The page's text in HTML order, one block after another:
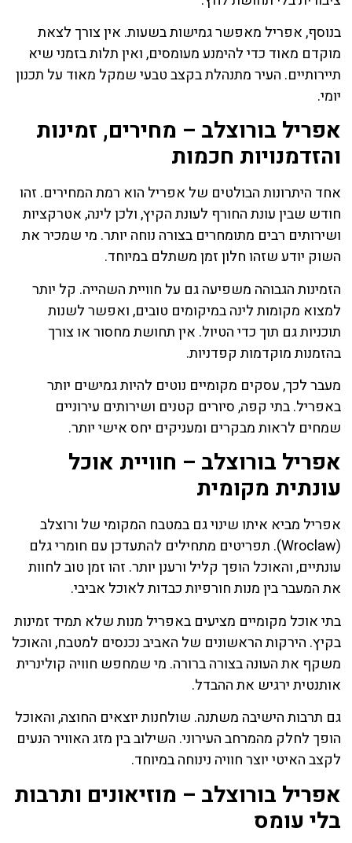
בנוסף, אפריל מאפשר גמישות בשעות. אין צורך לצאת
מוקדם מאוד כדי להימנע מעומסים, ואין תלות בזמני שיא
תיירותיים. העיר מתנהלת בקצב טבעי שמקל מאוד על תכנון
יומי.
אפריל בורוצלב – מחירים, זמינות
והזדמנויות חכמות
אחד היתרונות הבולטים של אפריל הוא רמת המחירים. זהו
חודש שבין עונת החורף לעונת הקיץ, ולכן לינה, אטרקציות
ושירותים רבים מתומחרים בצורה נוחה יותר. מי שמכיר את
השוק יודע שזהו חלון זמן משתלם במיוחד.
הזמינות הגבוהה משפיעה גם על חוויית השהייה. קל יותר
למצוא מקומות לינה במיקומים טובים, ואפשר לשנות
תוכניות גם תוך כדי הטיול. אין תחושת מחסור או צורך
בהזמנות מוקדמות קפדניות.
מעבר לכך, עסקים מקומיים נוטים להיות גמישים יותר
באפריל. בתי קפה, סיורים קטנים ושירותים עירוניים
שמחים לראות מבקרים ומעניקים יחס אישי יותר.
אפריל בורוצלב – חוויית אוכל
עונתית מקומית
אפריל מביא איתו שינוי גם במטבח המקומי של ורוצלב
(Wroclaw). תפריטים מתחילים להתעדכן עם חומרי גלם
עונתיים, והאוכל הופך קליל ורענן יותר. זהו זמן טוב לחוות
את המעבר בין מנות חורפיות כבדות לאוכל אביבי.
בתי אוכל מקומיים מציעים באפריל מנות שלא תמיד זמינות
בקיץ. הירקות הראשונים של האביב נכנסים למטבח, והאוכל
משקף את העונה בצורה ברורה. מי שמחפש חוויה קולינרית
אותנטית ירגיש את ההבדל.
גם תרבות הישיבה משתנה. שולחנות יוצאים החוצה, והאוכל
הופך לחלק מהמרחב העירוני. השילוב בין מזג האוויר הנעים
לקצב האיטי יוצר חוויה נינוחה במיוחד.
אפריל בורוצלב – מוזיאונים ותרבות
בלי עומס